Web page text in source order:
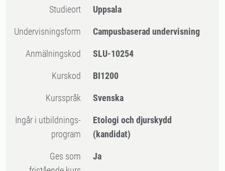
Studieort Uppsala
Undervisningsform Campusbaserad undervisning
Anmälningskod SLU-10254
Kurskod BI1200
Kursspråk Svenska
Ingår i utbildnings-
program
Etologi och djurskydd
(kandidat)
Ges som
Ja